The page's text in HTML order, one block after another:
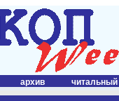
архив читальный